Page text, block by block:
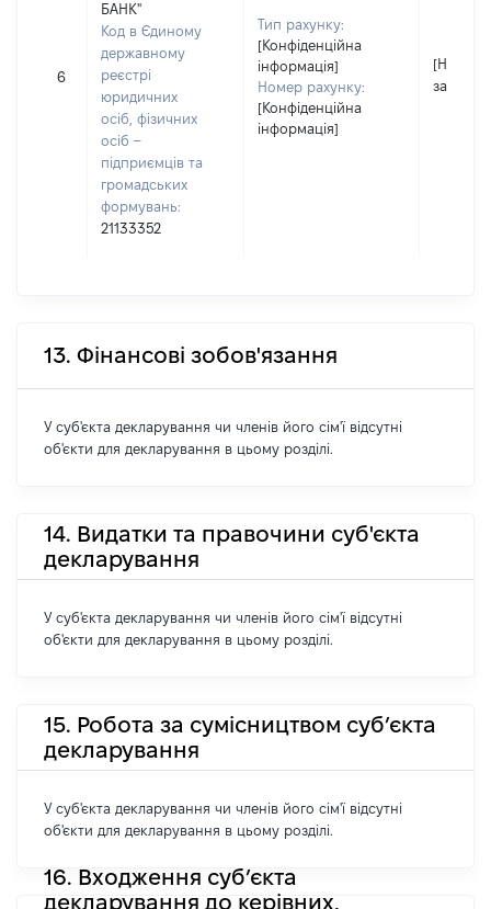
6
БАНК"
Код в Єдиному
державному
реєстрі
юридичних
осіб, фізичних
осіб –
підприємців та
громадських
формувань:
21133352
Тип рахунку:
[Конфіденційна
інформація]
Номер рахунку:
[Конфіденційна
інформація]
[Не
13. Фінансові зобов'язання
У суб'єкта декларування чи членів його сім'ї відсутні
об'єкти для декларування в цьому розділі.
14. Видатки та правочини суб'єкта
декларування
У суб'єкта декларування чи членів його сім'ї відсутні
об'єкти для декларування в цьому розділі.
15. Робота за сумісництвом суб’єкта
декларування
У суб'єкта декларування чи членів його сім'ї відсутні
об'єкти для декларування в цьому розділі.
16. Входження суб’єкта
декларування до керівних,